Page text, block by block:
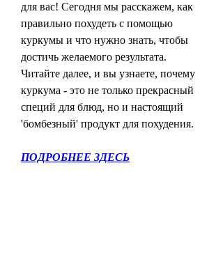
для вас! Сегодня мы расскажем, как
правильно похудеть с помощью
куркумы и что нужно знать, чтобы
достичь желаемого результата.
Читайте далее, и вы узнаете, почему
куркума - это не только прекрасный
специй для блюд, но и настоящий
'бомбезный' продукт для похудения.
ПОДРОБНЕЕ ЗДЕСЬ